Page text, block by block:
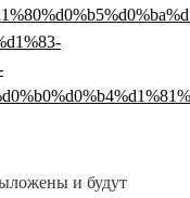
и будут